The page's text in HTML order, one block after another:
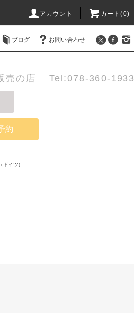
アカウント カート(0)
ブログ お問い合わせ
売の店 Tel:078-360-1933
約
ドイツ）